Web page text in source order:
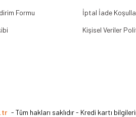
Formu
İptal İade
Kişisel Veriler
- Tüm hakları saklıdır - Kredi kartı